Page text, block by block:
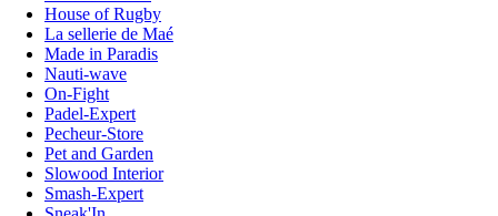
House of Rugby
La sellerie de Maé
Made in Paradis
Nauti-wave
On-Fight
Padel-Expert
Pecheur-Store
Pet and Garden
Slowood Interior
Smash-Expert